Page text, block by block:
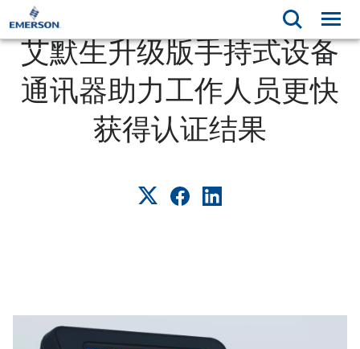
艾默生升级版手持式设备
通讯器助力工作人员更快
获得认证结果